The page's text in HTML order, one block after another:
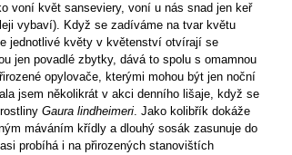
voní květ sanseviery, voní u nás snad jen keř
vybaví). Když se zadíváme na tvar květu
jednotlivé květy v květenství otvírají se
jen povadlé zbytky, dává to spolu s omamnou
opylovače, kterými mohou být jen noční
jsem několikrát v akci denního lišaje, když se
Gaura lindheimeri. Jako kolibřík dokáže
máváním křídly a dlouhý sosák zasunuje do
probíhá i na přirozených stanovištích